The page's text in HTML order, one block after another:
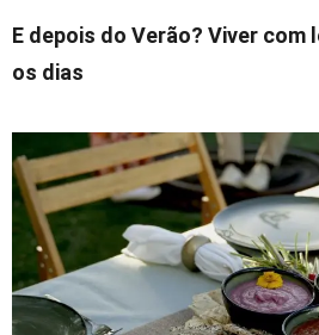
E depois do Verão? Viver
os dias